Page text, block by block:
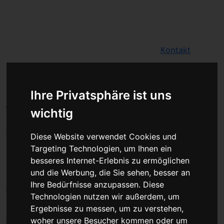
Ihre Privatsphäre ist uns
wichtig
Diese Website verwendet Cookies und
Targeting Technologien, um Ihnen ein
besseres Internet-Erlebnis zu ermöglichen
und die Werbung, die Sie sehen, besser an
Ihre Bedürfnisse anzupassen. Diese
Technologien nutzen wir außerdem, um
Ergebnisse zu messen, um zu verstehen,
woher unsere Besucher kommen oder um
Kontakt
Baumaschine Kombiinstrument
Tacho Reparatur oder
Austauschgerät KVA
Unser Betrieb steht für
kostengünstige Prüfungen und
Reparaturen von Steuergeräten aller
Art, unter anderem von Motor-
Steuergeräten, Airbag-Steuergeräten,
ABS-Steuergeräten uvm. STEUBEL®